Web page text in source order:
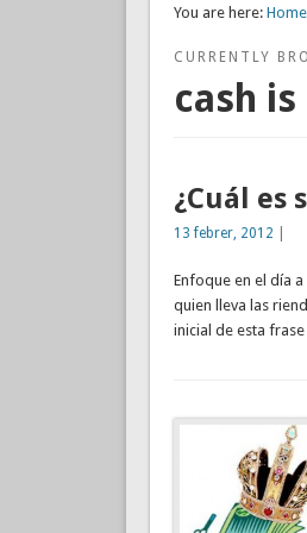
You are here: Home
CURRENTLY
cash
¿Cuál es
13 febrer, 2012
Enfoque en el día
quien lleva las
inicial de esta